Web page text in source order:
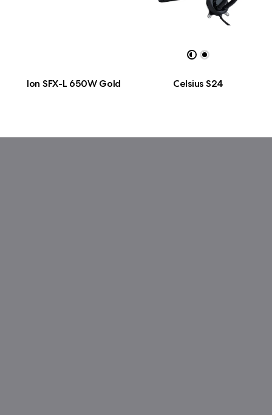
Ion SFX-L 650W Gold Celsius S24